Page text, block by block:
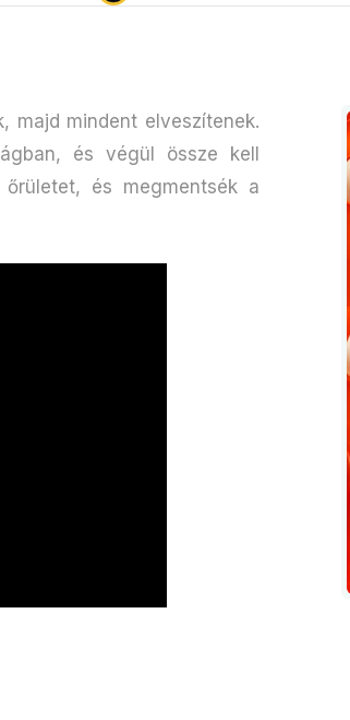
majd mindent elveszítenek.
és végül össze kell
és megmentsék a